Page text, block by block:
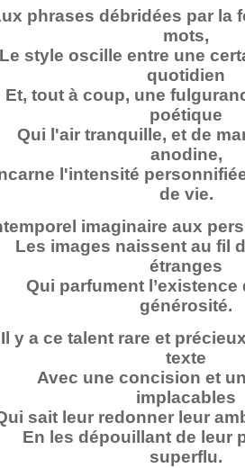
phrases débridées par la
mots,
Le style oscille entre une
quotidien
Et, tout à coup, une
poétique
Qui l'air tranquille, et de
anodine,
l'intensité
de vie.
imaginaire aux
Les images naissent au fil
étranges
Qui parfument
générosité.
Il y a ce talent rare et
texte
Avec une concision et
implacables
sait leur redonner leur
En les dépouillant de leur
superflu.